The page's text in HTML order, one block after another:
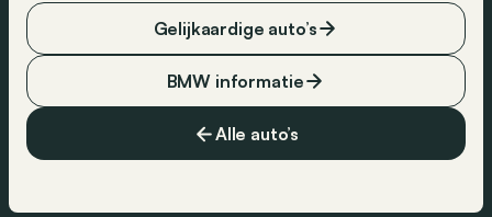
Alle auto’s
BMW informatie
Gelijkaardige auto’s